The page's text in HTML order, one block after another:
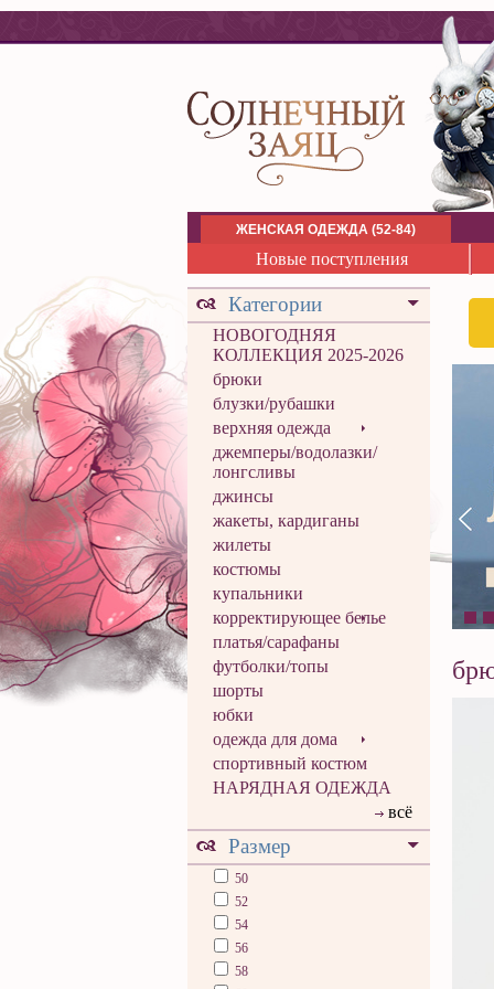
ЖЕНСКАЯ ОДЕЖДА (52-84)
Новые поступления
Категории
НОВОГОДНЯЯ
КОЛЛЕКЦИЯ 2025-2026
брюки
блузки/рубашки
верхняя одежда
джемперы/водолазки/
лонгсливы
джинсы
жакеты, кардиганы
жилеты
костюмы
купальники
корректирующее белье
платья/сарафаны
футболки/топы
шорты
юбки
одежда для дома
спортивный костюм
НАРЯДНАЯ ОДЕЖДА
всё
Размер
50
52
54
56
58